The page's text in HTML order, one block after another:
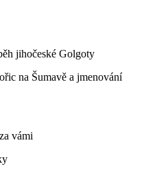
jihočeské Golgoty
na Šumavě a jmenování
vámi